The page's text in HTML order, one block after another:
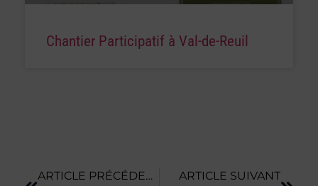
Chantier Participatif à Val-de-Reuil
ARTICLE PRÉCÉDENT ARTICLE SUIVANT